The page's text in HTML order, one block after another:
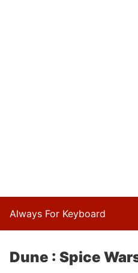
Always For Keyboard
Dune : Spice